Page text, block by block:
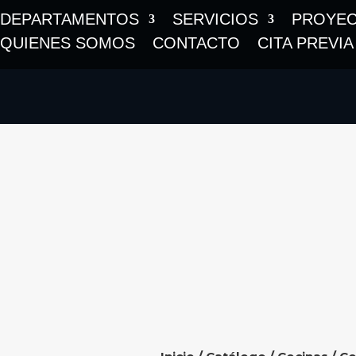
DEPARTAMENTOS SERVICIOS
QUIENES SOMOS
CONTACTO CITA PREVIA